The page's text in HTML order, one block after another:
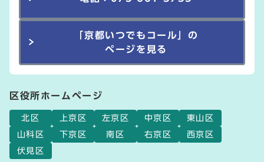
「京都いつでもコール」の
ページを見る
区役所ホームページ
北区 上京区 左京区 中京区
東山区
山科区
下京区 南区 右京区
西京区
伏見区